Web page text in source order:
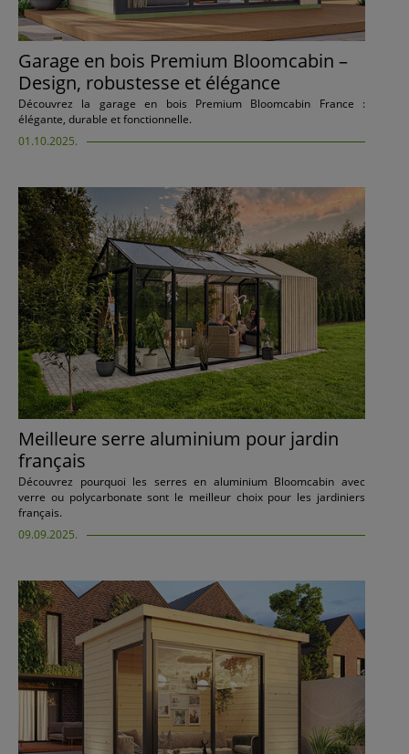
Garage en bois Premium Bloomcabin –
Design, robustesse et élégance
Découvrez la garage en bois Premium Bloomcabin France :
élégante, durable et fonctionnelle.
01.10.2025.
Meilleure serre aluminium pour jardin
français
Découvrez pourquoi les serres en aluminium Bloomcabin avec
verre ou polycarbonate sont le meilleur choix pour les jardiniers
français.
09.09.2025.